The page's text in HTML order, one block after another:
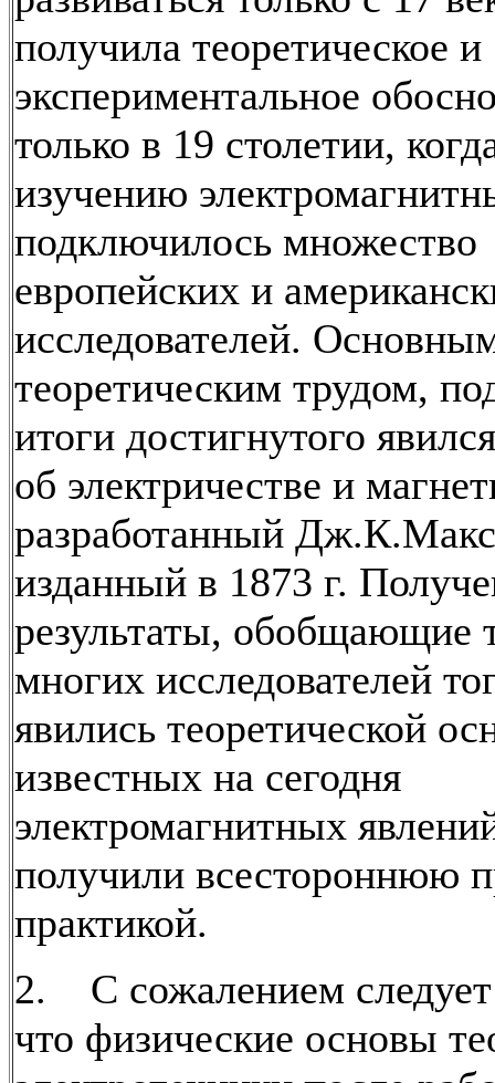
получила теоретическое и
экспериментальное
только в 19 столетии,
изучению
подключилось множество
европейских и
исследователей.
теоретическим трудом,
итоги достигнутого
об электричестве и
разработанный
изданный в 1873 г.
результаты, обобщающие
многих исследователей
явились теоретической
известных на сегодня
электромагнитных
получили всестороннюю
практикой.
2. С сожалением следует
что физические основы